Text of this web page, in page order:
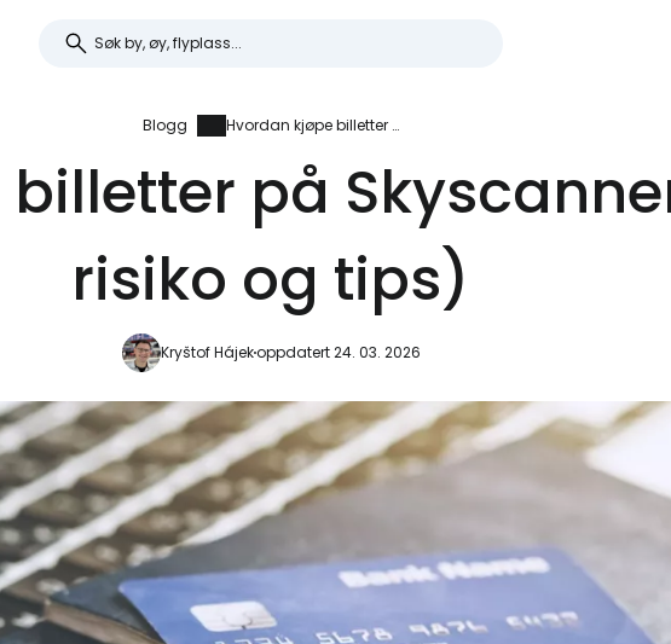
Blogg Hvordan kjøpe billetter på Skyscanner (fordeler, risiko og tips)
på
risiko og tips)
Kryštof Hájekoppdatert 24. 03. 2026